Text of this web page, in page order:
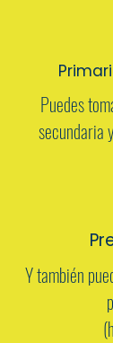
Puedes
secundaria
Y también